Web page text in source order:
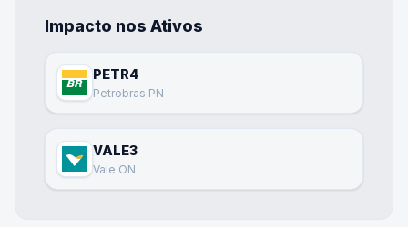
Impacto nos Ativos
PETR4
Petrobras PN
VALE3
Vale ON